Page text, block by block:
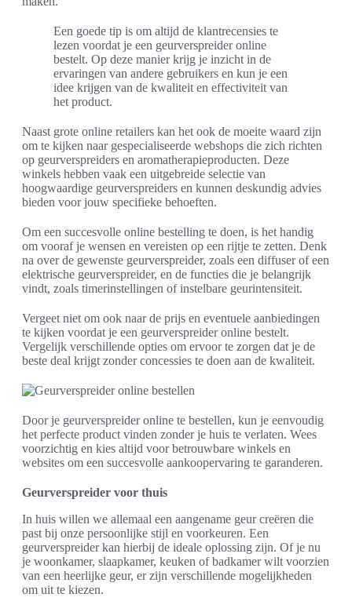
Een goede tip is om altijd de klantrecensies te
lezen voordat je een geurverspreider online
bestelt. Op deze manier krijg je inzicht in de
ervaringen van andere gebruikers en kun je een
idee krijgen van de kwaliteit en effectiviteit van
het product.
Naast grote online retailers kan het ook de moeite waard zijn
om te kijken naar gespecialiseerde webshops die zich richten
op geurverspreiders en aromatherapieproducten. Deze
winkels hebben vaak een uitgebreide selectie van
hoogwaardige geurverspreiders en kunnen deskundig advies
bieden voor jouw specifieke behoeften.
Om een succesvolle online bestelling te doen, is het handig
om vooraf je wensen en vereisten op een rijtje te zetten. Denk
na over de gewenste geurverspreider, zoals een diffuser of een
elektrische geurverspreider, en de functies die je belangrijk
vindt, zoals timerinstellingen of instelbare geurintensiteit.
Vergeet niet om ook naar de prijs en eventuele aanbiedingen
te kijken voordat je een geurverspreider online bestelt.
Vergelijk verschillende opties om ervoor te zorgen dat je de
beste deal krijgt zonder concessies te doen aan de kwaliteit.
Door je geurverspreider online te bestellen, kun je eenvoudig
het perfecte product vinden zonder je huis te verlaten. Wees
voorzichtig en kies altijd voor betrouwbare winkels en
websites om een succesvolle aankoopervaring te garanderen.
Geurverspreider voor thuis
In huis willen we allemaal een aangename geur creëren die
past bij onze persoonlijke stijl en voorkeuren. Een
geurverspreider kan hierbij de ideale oplossing zijn. Of je nu
je woonkamer, slaapkamer, keuken of badkamer wilt voorzien
van een heerlijke geur, er zijn verschillende mogelijkheden
om uit te kiezen.